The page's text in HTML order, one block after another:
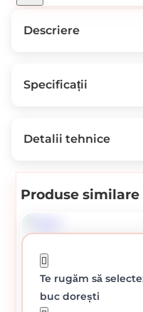
Descriere
Foarfeca special
Specificații
Detalii tehnice
Detalii disponibile în
Produse similare
Te rugăm să
buc dorești